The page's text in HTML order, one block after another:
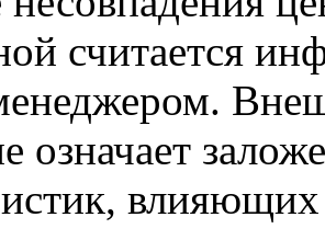
считается
означает
влияющих